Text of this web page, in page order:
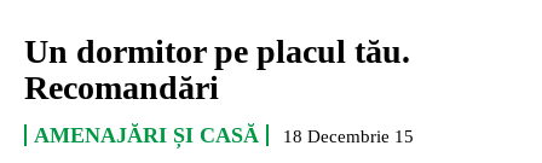
Un dormitor pe placul tău.
Recomandări
AMENAJĂRI ȘI CASĂ 18 Decembrie 15